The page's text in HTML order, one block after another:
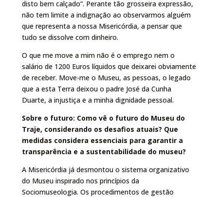
disto bem calçado”. Perante tão grosseira expressão,
não tem limite a indignação ao observarmos alguém
que representa a nossa Misericórdia, a pensar que
tudo se dissolve com dinheiro.
O que me move a mim não é o emprego nem o
salário de 1200 Euros líquidos que deixarei obviamente
de receber. Move-me o Museu, as pessoas, o legado
que a esta Terra deixou o padre José da Cunha
Duarte, a injustiça e a minha dignidade pessoal.
Sobre o futuro: Como vê o futuro do Museu do
Traje, considerando os desafios atuais? Que
medidas considera essenciais para garantir a
transparência e a sustentabilidade do museu?
A Misericórdia já desmontou o sistema organizativo
do Museu inspirado nos princípios da
Sociomuseologia. Os procedimentos de gestão